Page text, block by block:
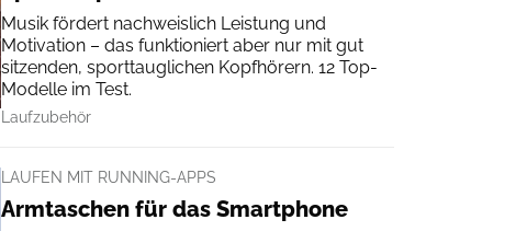
Musik fördert nachweislich Leistung und
Motivation – das funktioniert aber nur mit gut
sitzenden, sporttauglichen Kopfhörern. 12 Top-
Modelle im Test.
Laufzubehör
LAUFEN MIT RUNNING-APPS
Armtaschen für das Smartphone